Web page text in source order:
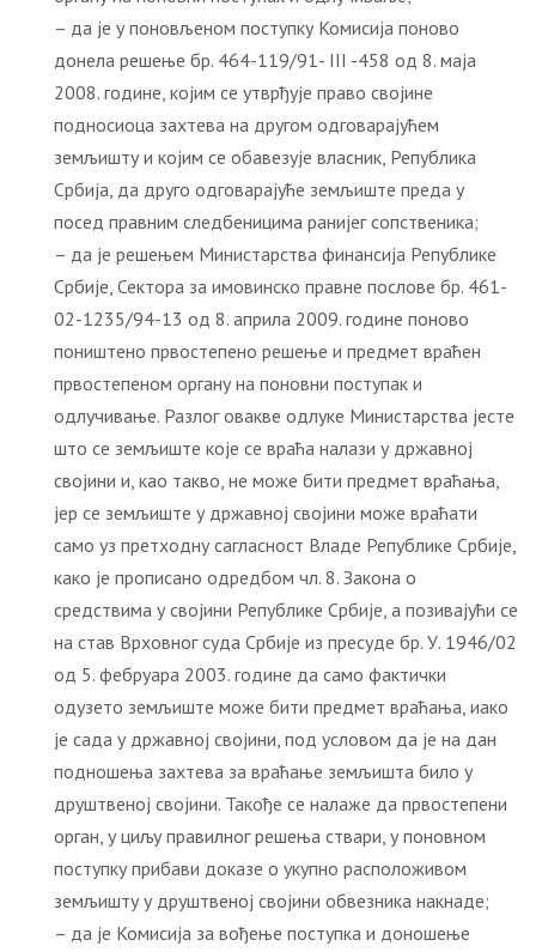
– да је у поновљеном поступку Комисија поново
донела решење бр. 464-119/91- III -458 од 8. маја
2008. године, којим се утврђује право својине
подносиоца захтева на другом одговарајућем
земљишту и којим се обавезује власник, Република
Србија, да друго одговарајуће земљиште преда у
посед правним следбеницима ранијег сопственика;
– да је решењем Министарства финансија Републике
Србије, Сектора за имовинско правне послове бр. 461-
02-1235/94-13 од 8. априла 2009. године поново
поништено првостепено решење и предмет враћен
првостепеном органу на поновни поступак и
одлучивање. Разлог овакве одлуке Министарства јесте
што се земљиште које се враћа налази у државној
својини и, као такво, не може бити предмет враћања,
јер се земљиште у државној својини може враћати
само уз претходну сагласност Владе Републике Србије,
како је прописано одредбом чл. 8. Закона о
средствима у својини Републике Србије, а позивајући се
на став Врховног суда Србије из пресуде бр. У. 1946/02
од 5. фебруара 2003. године да само фактички
одузето земљиште може бити предмет враћања, иако
је сада у државној својини, под условом да је на дан
подношења захтева за враћање земљишта било у
друштвеној својини. Такође се налаже да првостепени
орган, у циљу правилног решења ствари, у поновном
поступку прибави доказе о укупно расположивом
земљишту у друштвеној својини обвезника накнаде;
– да је Комисија за вођење поступка и доношење